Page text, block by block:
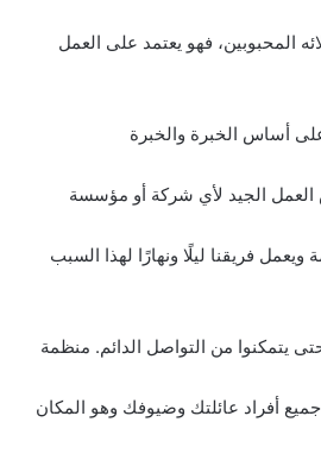
المحبوبين، فهو يعتمد على العمل
أساس الخبرة والخبرة
الجيد لأي شركة أو مؤسسة
فريقنا ليلًا ونهارًا لهذا السبب
حتى يتمكنوا من التواصل الدائم. منظمة
أفراد عائلتك وضيوفك وهو المكان